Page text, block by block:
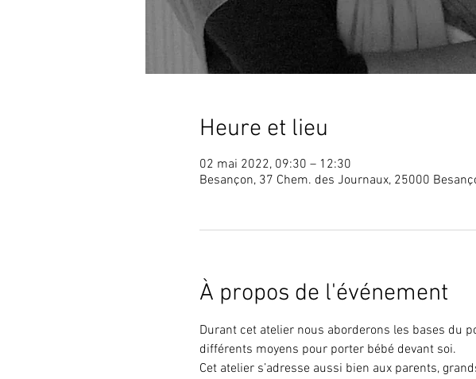
Heure et lieu
02 mai 2022, 09:30 – 12:30
Besançon, 37 Chem. des Journaux, 25000
À propos de l'événement
Durant cet atelier nous aborderons les bases du
différents moyens pour porter bébé devant soi.
Cet atelier s’adresse aussi bien aux parents,